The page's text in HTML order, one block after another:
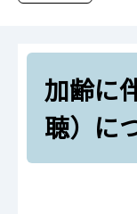
加齢
加齢に
聴）に